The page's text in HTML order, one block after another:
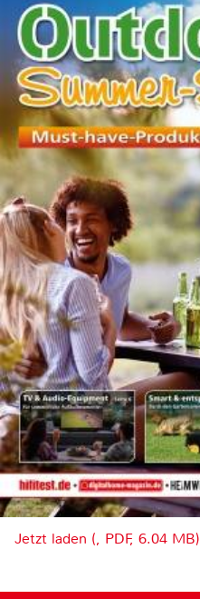
Jetzt laden (, PDF, 6.04 MB)